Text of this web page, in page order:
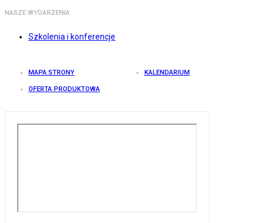
NASZE WYDARZENIA
Szkolenia i konferencje
MAPA STRONY KALENDARIUM
OFERTA PRODUKTOWA